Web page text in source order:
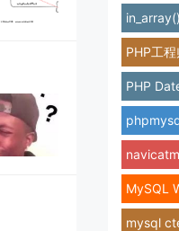
in_array()
PHP工
PHP
MySQL
mysql